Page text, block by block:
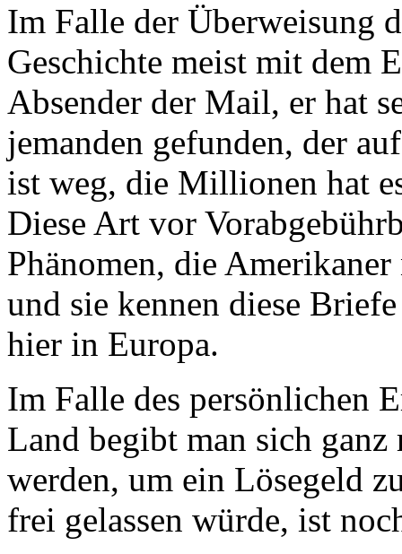
Im Falle der Überweisung
Geschichte meist mit dem
Absender der Mail, er hat
jemanden gefunden, der
ist weg, die Millionen hat
Diese Art vor
Phänomen, die
und sie kennen diese
hier in Europa.
Im Falle des persönlichen
Land begibt man sich
werden, um ein Lösegeld
frei gelassen würde, ist